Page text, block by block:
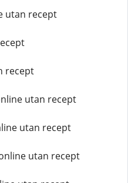
utan recept
recept
utan recept
utan recept
utan recept